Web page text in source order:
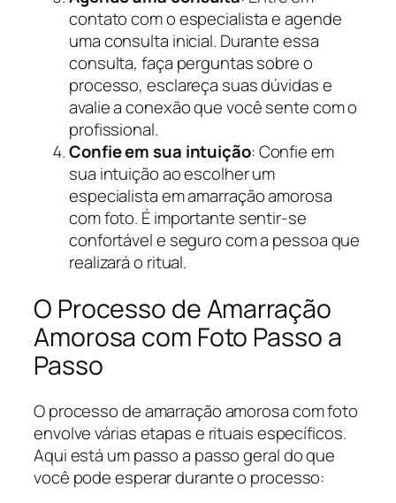
contato com o especialista e agende
uma consulta inicial. Durante essa
consulta, faça perguntas sobre o
processo, esclareça suas dúvidas e
avalie a conexão que você sente com o
profissional.
Confie em sua intuição: Confie em
sua intuição ao escolher um
especialista em amarração amorosa
com foto. É importante sentir-se
confortável e seguro com a pessoa que
realizará o ritual.
O Processo de Amarração
Amorosa com Foto Passo a
Passo
O processo de amarração amorosa com foto
envolve várias etapas e rituais específicos.
Aqui está um passo a passo geral do que
você pode esperar durante o processo: